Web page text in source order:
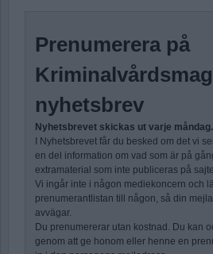
Prenumerera på
nyhetsbrev
Nyhetsbrevet skickas ut varje måndag.
I Nyhetsbrevet får du besked om det vi
en del information om vad som är på
extramaterial som inte publiceras på
Vi ingår inte i någon mediekoncern och
prenumerantlistan till någon, så din
avvägar.
Du prenumererar utan kostnad. Du kan
genom att ge honom eller henne en